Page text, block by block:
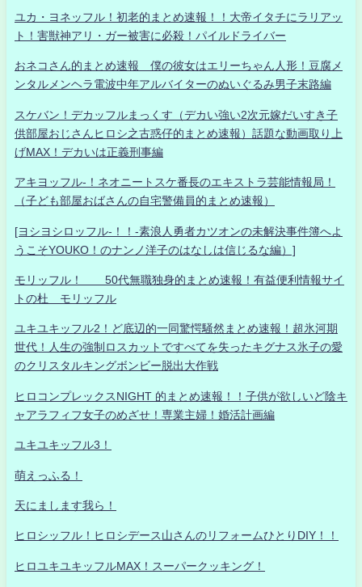
ユカ・ヨネッフル！初老的まとめ速報！！大帝イタチにラリアッ
ト！害獣神アリ・ガー被害に必殺！パイルドライバー
おネコさん的まとめ速報 僕の彼女はエリーちゃん人形！豆腐メ
ンタルメンヘラ電波中年アルバイターのぬいぐるみ男子末路編
スケバン！デカッフルまっくす（デカい強い2次元嫁だいすき子
供部屋おじさんヒロシ之古惑仔的まとめ速報）話題な動画取り上
げMAX！デカいは正義刑事編
アキヨッフル-！ネオニートスケ番長のエキストラ芸能情報局！
（子ども部屋おばさんの自宅警備員的まとめ速報）
[ヨシヨシロッフル-！！-素浪人勇者カツオンの未解決事件簿へよ
うこそYOUKO！のナンノ洋子のはなしは信じるな編）]
モリッフル！ 50代無職独身的まとめ速報！有益便利情報サイ
トの杜 モリッフル
ユキユキッフル2！ど底辺的一同驚愕騒然まとめ速報！超氷河期
世代！人生の強制ロスカットですべてを失ったキグナス氷子の愛
のクリスタルキングボンビー脱出大作戦
ヒロコンプレックスNIGHT 的まとめ速報！！子供が欲しいど陰キ
ャアラフィフ女子のめざせ！専業主婦！婚活計画編
ユキユキッフル3！
萌えっふる！
天にまします我ら！
ヒロシッフル！ヒロシデース山さんのリフォームひとりDIY！！
ヒロユキユキッフルMAX！スーパークッキング！